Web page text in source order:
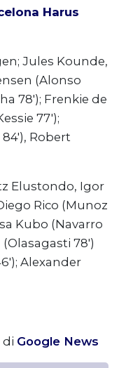
Harus
Jules Kounde,
(Alonso
78′); Frenkie de
77′);
Robert
Elustondo, Igor
Rico (Munoz
Kubo (Navarro
78′)
Alexander
di Google News